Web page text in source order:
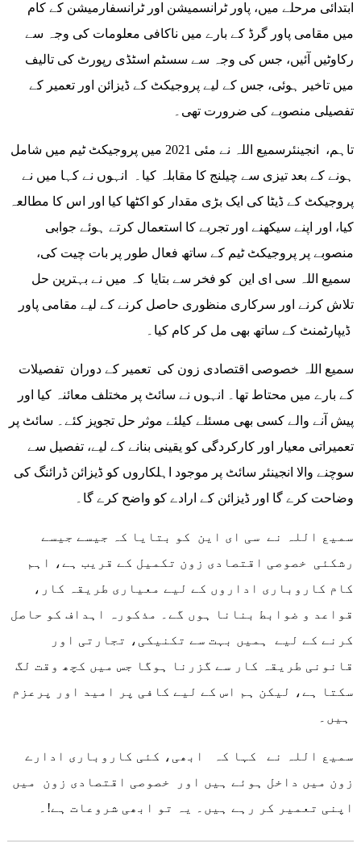
ابتدائی مرحلے میں، پاور ٹرانسمیشن اور ٹرانسفارمیشن کے کام
میں مقامی پاور گرڈ کے بارے میں ناکافی معلومات کی وجہ سے
رکاوٹیں آئیں، جس کی وجہ سے سسٹم اسٹڈی رپورٹ کی تالیف
میں تاخیر ہوئی، جس کے لیے پروجیکٹ کے ڈیزائن اور تعمیر کے
تفصیلی منصوبے کی ضرورت تھی۔
تاہم، انجینئرسمیع اللہ نے مئی 2021 میں پروجیکٹ ٹیم میں شامل
ہونے کے بعد تیزی سے چیلنج کا مقابلہ کیا۔ انہوں نے کہا میں نے
پروجیکٹ کے ڈیٹا کی ایک بڑی مقدار کو اکٹھا کیا اور اس کا مطالعہ
کیا، اور اپنے سیکھنے اور تجربے کا استعمال کرتے ہوئے جوابی
منصوبے پر پروجیکٹ ٹیم کے ساتھ فعال طور پر بات چیت کی،
سمیع اللہ سی ای این کو فخر سے بتایا کہ میں نے بہترین حل
تلاش کرنے اور سرکاری منظوری حاصل کرنے کے لیے مقامی پاور
کے بارے میں محتاط تھا۔ انہوں نے سائٹ پر مختلف معائنہ کیا اور
پیش آنے والے کسی بھی مسئلے کیلئے موثر حل تجویز کئے۔ سائٹ پر
تعمیراتی معیار اور کارکردگی کو یقینی بنانے کے لیے، تفصیل سے
سوچنے والا انجینئر سائٹ پر موجود اہلکاروں کو ڈیزائن ڈرائنگ کی
وضاحت کرے گا اور ڈیزائن کے ارادے کو واضح کرے گا۔
سمیع اللہ نے سی ای این کو بتایا کہ جیسے جیسے
رشکئی خصوصی اقتصادی زون تکمیل کے قریب ہے، اہم
کام کاروباری اداروں کے لیے معیاری طریقہ کار،
قواعد و ضوابط بنانا ہوں گے۔ مذکورہ اہداف کو حاصل
کرنے کے لیے ہمیں بہت سے تکنیکی، تجارتی اور
قانونی طریقہ کار سے گزرنا ہوگا جس میں کچھ وقت لگ
سکتا ہے، لیکن ہم اس کے لیے کافی پر امید اور پرعزم
زون میں داخل ہوئے ہیں اور خصوصی اقتصادی زون میں
اپنی تعمیر کر رہے ہیں۔ یہ تو ابھی شروعات ہے!۔